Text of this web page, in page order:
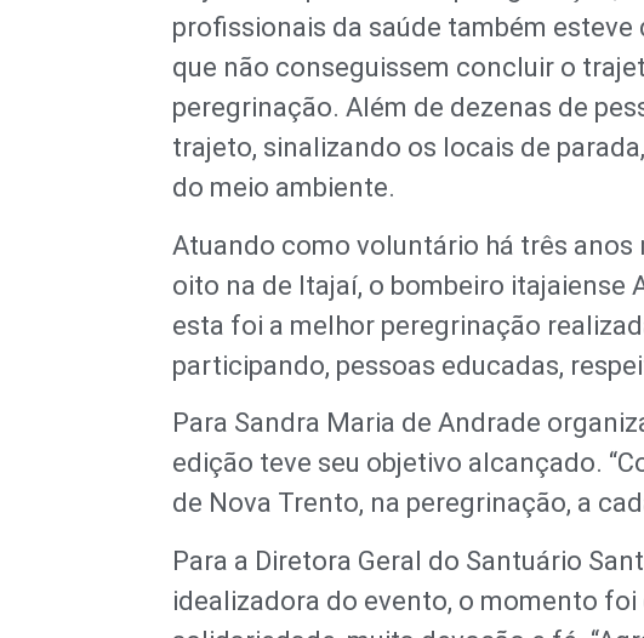
profissionais da saúde também
que não conseguissem concluir o
peregrinação. Além de dezenas de
trajeto, sinalizando os locais de
do meio ambiente.
Atuando como voluntário há três anos
oito na de Itajaí, o bombeiro itajaiense
esta foi a melhor peregrinação
participando, pessoas educadas,
Para Sandra Maria de Andrade
edição teve seu objetivo alcançado.
de Nova Trento, na peregrinação, a
Para a Diretora Geral do Santuário
idealizadora do evento, o momento